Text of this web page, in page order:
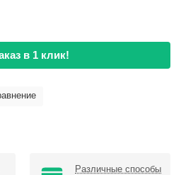
в 1 клик!
Различные способы